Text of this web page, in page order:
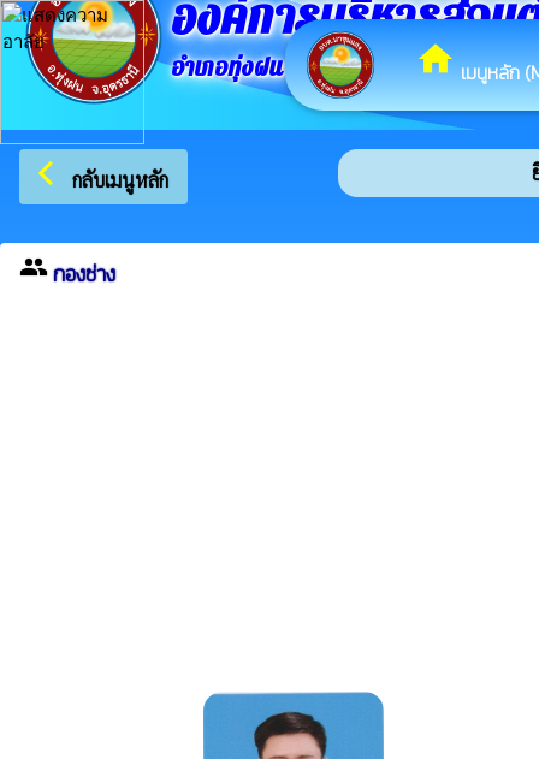
homeเมนูหลัก
องค์การบริหารส่วน
อำเภอทุ่งฝน จังหวัดอุดรธานี
arrow_back_ios กลับเมนูหลัก
groupกองช่าง